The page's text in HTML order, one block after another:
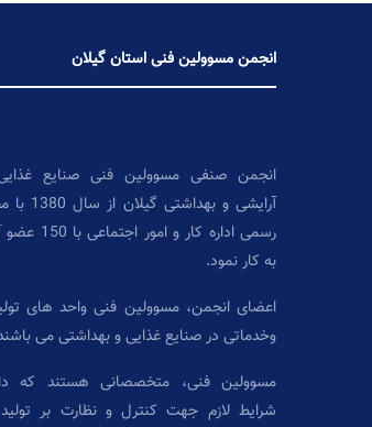
انجمن مسوولین فنی استان گیلان
انجمن صنفی مسوولین فنی صنایع
آرایشی و بهداشتی
رسمی اداره کار و امور
به کار نمود.
اعضای انجمن، مسوولین فنی واحد های
وخدماتی در صنایع غذایی و بهداشتی می
مسوولین فنی، متخصصانی هستند که
شرایط لازم جهت کنترل و نظارت بر